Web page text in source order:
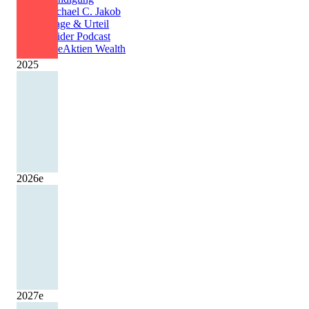
2025
2026e
2027e
Michael C. Jakob
Klage & Urteil
Insider Podcast
AlleAktien Wealth